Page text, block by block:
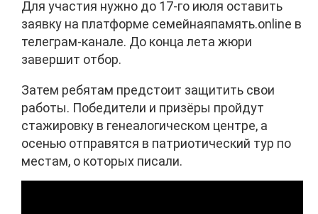
Для участия нужно до 17-го июля оставить
заявку на платформе семейнаяпамять.online в
телеграм-канале. До конца лета жюри
завершит отбор.
Затем ребятам предстоит защитить свои
работы. Победители и призёры пройдут
стажировку в генеалогическом центре, а
осенью отправятся в патриотический тур по
местам, о которых писали.